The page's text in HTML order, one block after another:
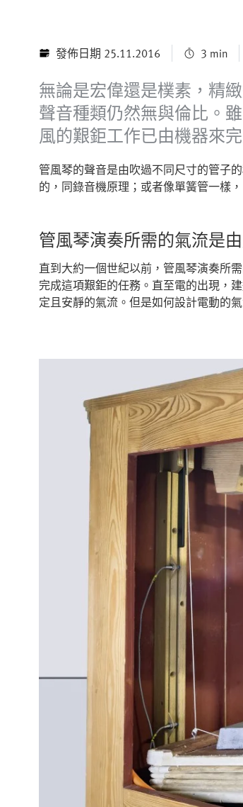
發佈日期 25.11.2016 3 min
無論是宏偉還是樸素，精
聲音種類仍然無與倫比。
風的艱鉅工作已由機器來
管風琴的聲音是由吹過不同尺寸的管子
的，同錄音機原理；或者像單簧管一樣
管風琴演奏所需的氣流是
直到大約一個世紀以前，管風琴演奏所
完成這項艱鉅的任務。直至電的出現，
定且安靜的氣流。但是如何設計電動的